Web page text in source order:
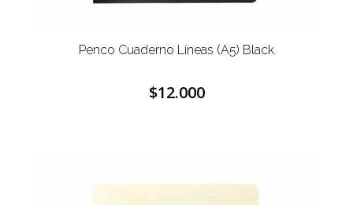
Penco Cuaderno Líneas (A5) Black
$12.000